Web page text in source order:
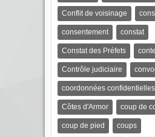
Conflit de voisinage
consentement constat
Constat des Préfets
Contrôle judiciaire
coordonnées confidentielles
Côtes d'Armor coup de
coup de pied coups